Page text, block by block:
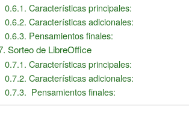
Características principales:
Características adicionales:
Pensamientos finales:
Sorteo de LibreOffice
Características principales:
Características adicionales:
Pensamientos finales: